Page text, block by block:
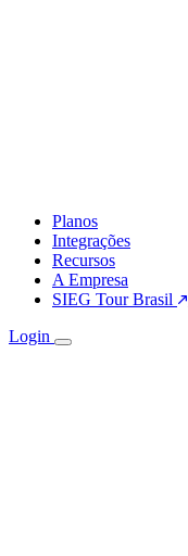
Planos
Integrações
Recursos
A Empresa
SIEG Tour Brasil
Login